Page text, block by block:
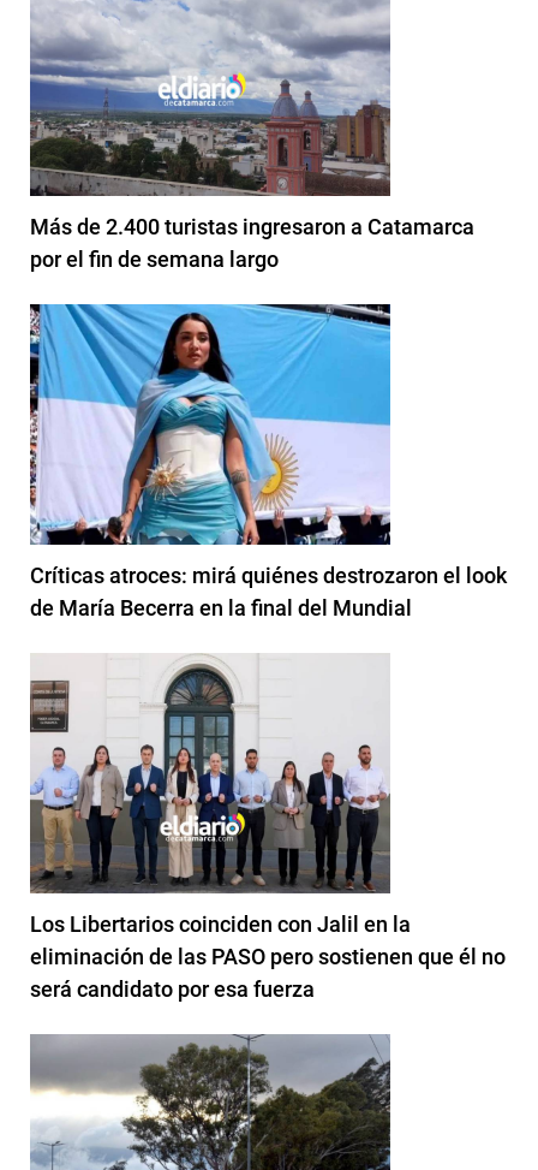
Más de 2.400 turistas ingresaron a Catamarca
por el fin de semana largo
Críticas atroces: mirá quiénes destrozaron el look
de María Becerra en la final del Mundial
Los Libertarios coinciden con Jalil en la
eliminación de las PASO pero sostienen que él no
será candidato por esa fuerza